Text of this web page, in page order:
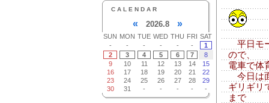
CALENDAR
« 2026.8 »
SUN MON TUE WED THU FRI SAT
-
- - - - -
1
2
3 4 5 6 7
8
9
10 11 12 13 14
15
16
17 18 19 20 21
22
23
24 25 26 27 28
29
30
31 - - - - -
平日モ
ので、
電車で体
今日は
ギリギリ
まで